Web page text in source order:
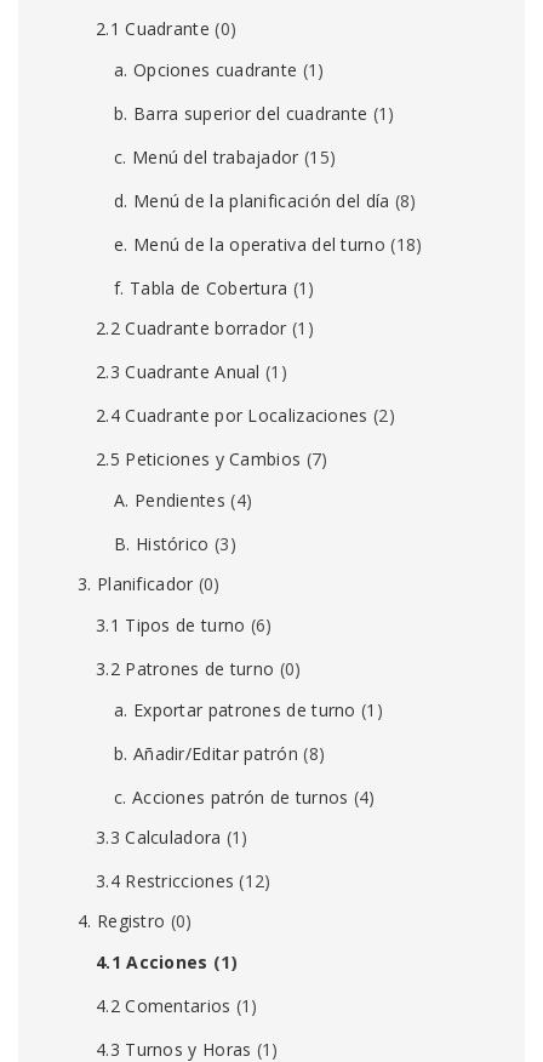
2.1 Cuadrante (0)
a. Opciones cuadrante (1)
b. Barra superior del cuadrante (1)
c. Menú del trabajador (15)
d. Menú de la planificación del día (8)
e. Menú de la operativa del turno (18)
f. Tabla de Cobertura (1)
2.2 Cuadrante borrador (1)
2.3 Cuadrante Anual (1)
2.4 Cuadrante por Localizaciones (2)
2.5 Peticiones y Cambios (7)
A. Pendientes (4)
B. Histórico (3)
3. Planificador (0)
3.1 Tipos de turno (6)
3.2 Patrones de turno (0)
a. Exportar patrones de turno (1)
b. Añadir/Editar patrón (8)
c. Acciones patrón de turnos (4)
3.3 Calculadora (1)
3.4 Restricciones (12)
4. Registro (0)
4.1 Acciones (1)
4.2 Comentarios (1)
4.3 Turnos y Horas (1)